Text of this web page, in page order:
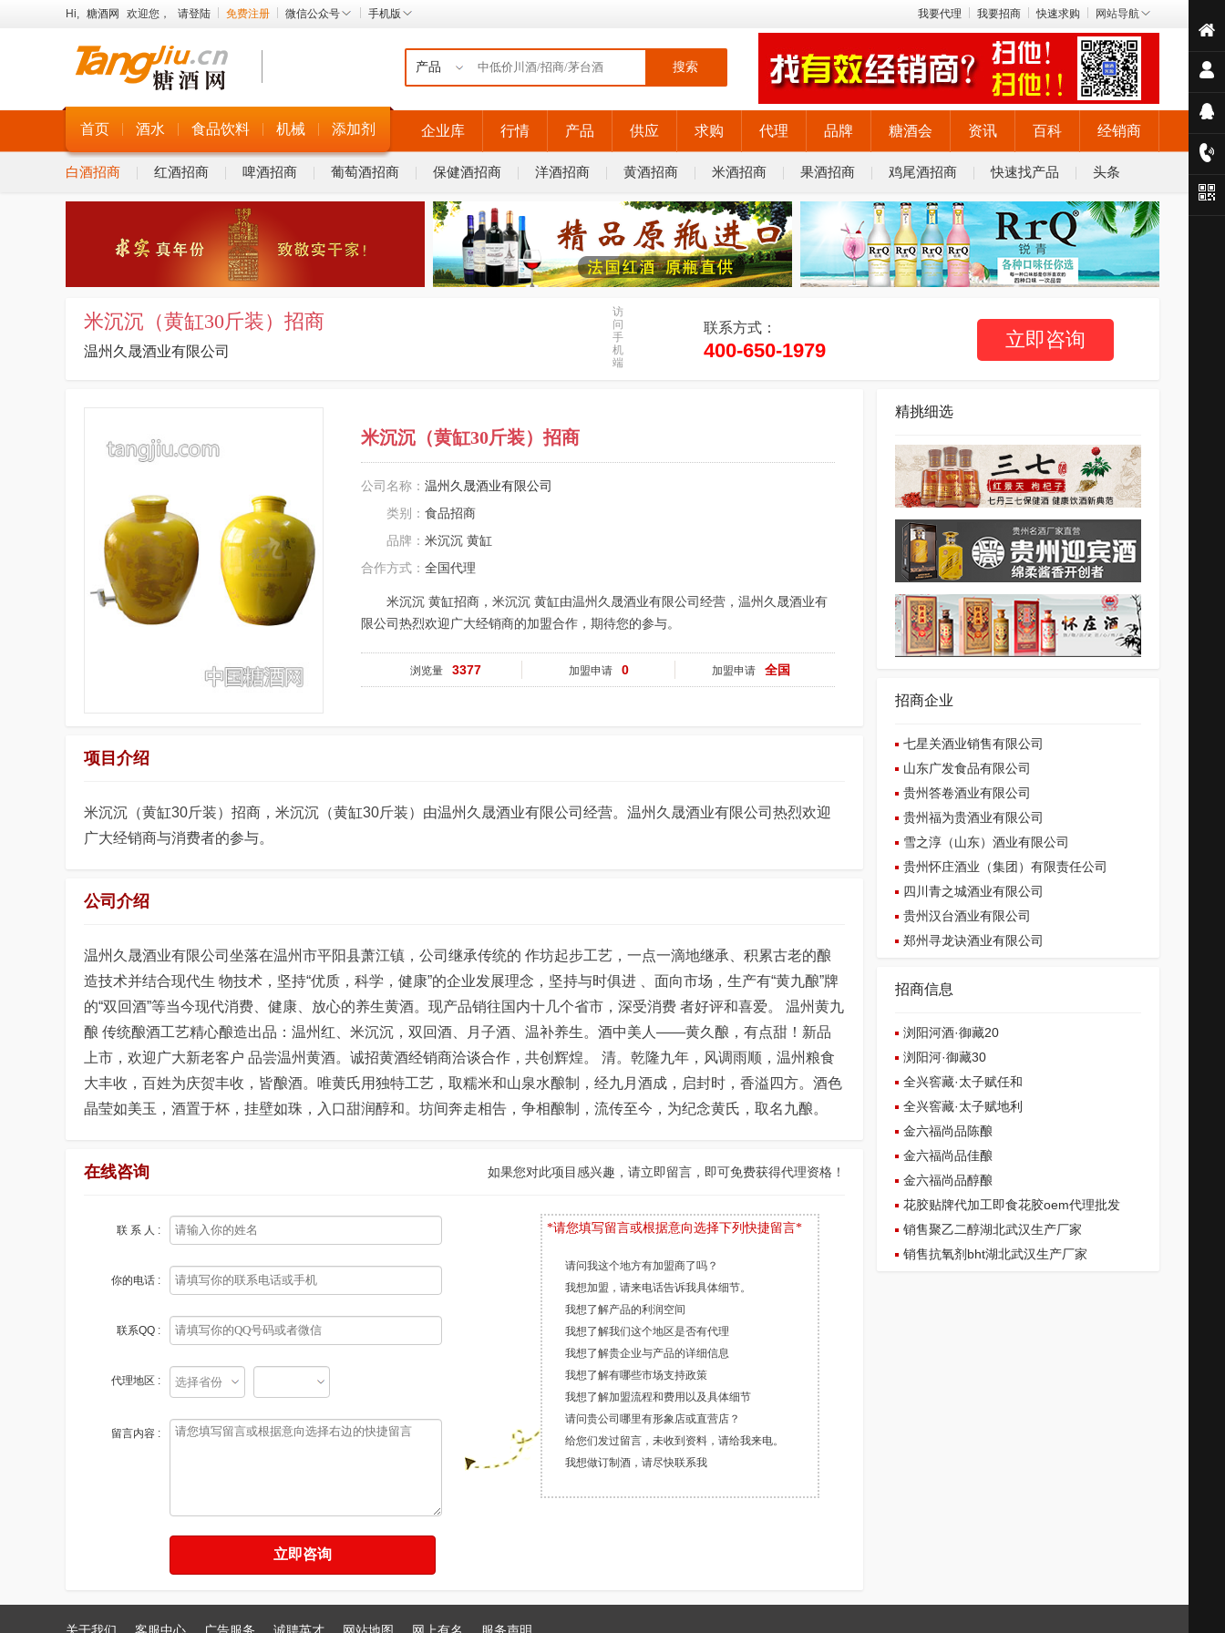
Hi, 糖酒网 欢迎您， 请登陆 免费注册 微信公众号 手机版 我要代理 我要招商 快速求购 网站导航
搜索
首页 酒水 食品饮料 机械 添加剂 企业库 行情 产品 供应 求购 代理 品牌 糖酒会 资讯 百科 经销商
白酒招商 红酒招商 啤酒招商 葡萄酒招商 保健酒招商 洋酒招商 黄酒招商 米酒招商 果酒招商 鸡尾酒招商 快速找产品 头条
米沉沉（黄缸30斤装）招商
温州久晟酒业有限公司
访
问
手
机
端
联系方式：
400-650-1979 立即咨询
米沉沉（黄缸30斤装）招商
公司名称： 温州久晟酒业有限公司
类别： 食品招商
品牌： 米沉沉 黄缸
合作方式： 全国代理
米沉沉 黄缸招商，米沉沉 黄缸由温州久晟酒业有限公司经营，温州久晟酒业有
限公司热烈欢迎广大经销商的加盟合作，期待您的参与。
浏览量 3377 加盟申请 0 加盟申请 全国
项目介绍
米沉沉（黄缸30斤装）招商，米沉沉（黄缸30斤装）由温州久晟酒业有限公司经营。温州久晟酒业有限公司热烈欢迎
广大经销商与消费者的参与。
公司介绍
温州久晟酒业有限公司坐落在温州市平阳县萧江镇，公司继承传统的 作坊起步工艺，一点一滴地继承、积累古老的酿
造技术并结合现代生 物技术，坚持“优质，科学，健康”的企业发展理念，坚持与时俱进 、面向市场，生产有“黄九酿”牌
的“双回酒”等当今现代消费、健康、放心的养生黄酒。现产品销往国内十几个省市，深受消费 者好评和喜爱。 温州黄九
酿 传统酿酒工艺精心酿造出品：温州红、米沉沉，双回酒、月子酒、温补养生。酒中美人——黄久酿，有点甜！新品
上市，欢迎广大新老客户 品尝温州黄酒。诚招黄酒经销商洽谈合作，共创辉煌。 清。乾隆九年，风调雨顺，温州粮食
大丰收，百姓为庆贺丰收，皆酿酒。唯黄氏用独特工艺，取糯米和山泉水酿制，经九月酒成，启封时，香溢四方。酒色
晶莹如美玉，酒置于杯，挂壁如珠，入口甜润醇和。坊间奔走相告，争相酿制，流传至今，为纪念黄氏，取名九酿。
在线咨询 如果您对此项目感兴趣，请立即留言，即可免费获得代理资格！
联 系 人 :
你的电话 :
联系QQ :
代理地区 :
留言内容 :
*请您填写留言或根据意向选择下列快捷留言*
请问我这个地方有加盟商了吗？
我想加盟，请来电话告诉我具体细节。
我想了解产品的利润空间
我想了解我们这个地区是否有代理
我想了解贵企业与产品的详细信息
我想了解有哪些市场支持政策
我想了解加盟流程和费用以及具体细节
请问贵公司哪里有形象店或直营店？
给您们发过留言，未收到资料，请给我来电。
我想做订制酒，请尽快联系我
精挑细选
招商企业
七星关酒业销售有限公司
山东广发食品有限公司
贵州答卷酒业有限公司
贵州福为贵酒业有限公司
雪之淳（山东）酒业有限公司
贵州怀庄酒业（集团）有限责任公司
四川青之城酒业有限公司
贵州汉台酒业有限公司
郑州寻龙诀酒业有限公司
招商信息
浏阳河酒·御藏20
浏阳河·御藏30
全兴窖藏·太子赋任和
全兴窖藏·太子赋地利
金六福尚品陈酿
金六福尚品佳酿
金六福尚品醇酿
花胶贴牌代加工即食花胶oem代理批发
销售聚乙二醇湖北武汉生产厂家
销售抗氧剂bht湖北武汉生产厂家